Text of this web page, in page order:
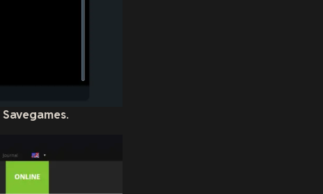
Savegames.